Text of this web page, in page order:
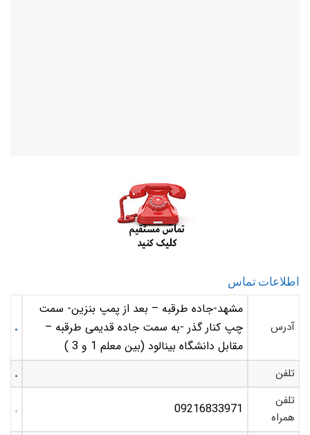
اطلاعات تماس
آدرس
مشهد-جاده طرقبه – بعد از پمپ بنزین- سمت
چپ کنار گذر -به سمت جاده قدیمی طرقبه –
مقابل دانشگاه بینالود (بین معلم 1 و 3 )
تلفن
تلفن
همراه
09216833971